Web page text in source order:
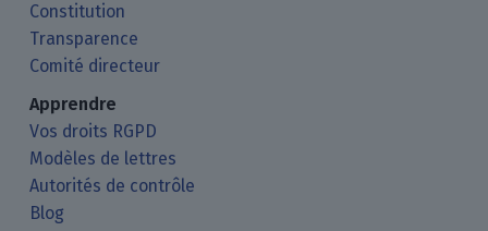
Constitution
Transparence
Comité directeur
Apprendre
Vos droits RGPD
Modèles de lettres
Autorités de contrôle
Blog